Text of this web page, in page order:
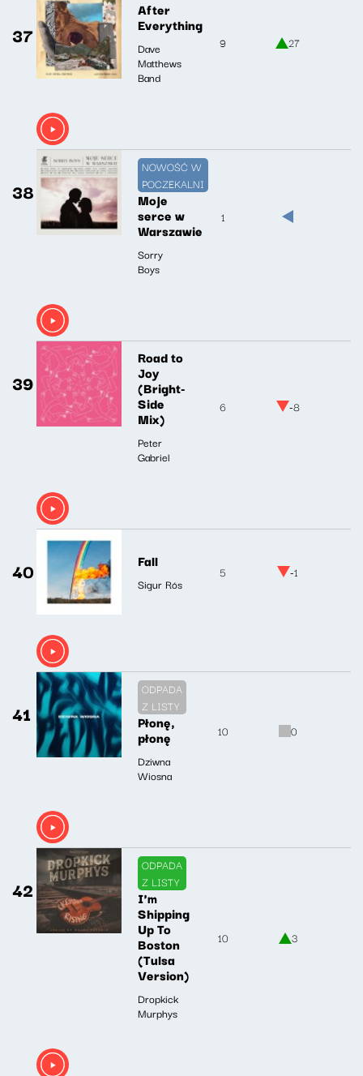
37
After
Everything
Dave
Matthews
Band
9 27
38
NOWOŚĆ W
POCZEKALNI
Moje
serce w
Warszawie
Sorry
Boys
1
39
Road to
Joy
(Bright-
Side
Mix)
Peter
Gabriel
6 -8
40 Fall
Sigur Rós
5 -1
41
ODPADA
Z LISTY
Płonę,
płonę
Dziwna
Wiosna
10 0
42
ODPADA
Z LISTY
I'm
Shipping
Up To
Boston
(Tulsa
Version)
Dropkick
Murphys
10 3